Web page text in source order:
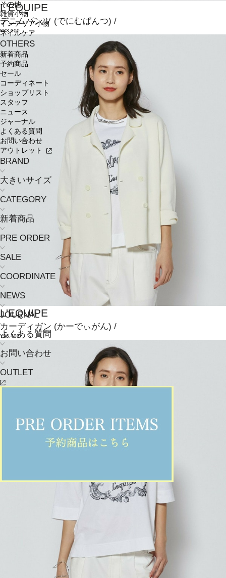
その他
雑貨小物
インテリア小物
ネイルケア
OTHERS
新着商品
予約商品
セール
コーディネート
ショップリスト
スタッフ
ニュース
ジャーナル
よくある質問
お問い合わせ
アウトレット
BRAND
大きいサイズ
CATEGORY
新着商品
PRE ORDER
SALE
COORDINATE
NEWS
JOURNAL
よくある質問
お問い合わせ
OUTLET
L'EQUIPE
デニムパンツ (でにむぱんつ) /
¥33,000
L'EQUIPE
カーディガン (かーでぃがん) /
¥26,400